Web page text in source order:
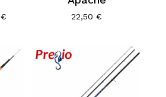
€Price
through
61,20 €
22,50€